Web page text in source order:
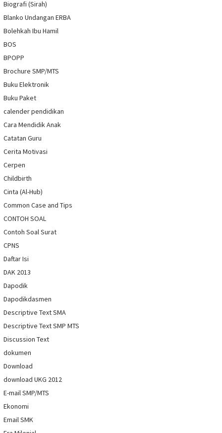
Biografi (Sirah)
Blanko Undangan ERBA
Bolehkah Ibu Hamil
BOS
BPOPP
Brochure SMP/MTS
Buku Elektronik
Buku Paket
calender pendidikan
Cara Mendidik Anak
Catatan Guru
Cerita Motivasi
Cerpen
Childbirth
Cinta (Al-Hub)
Common Case and Tips
CONTOH SOAL
Contoh Soal Surat
CPNS
Daftar Isi
DAK 2013
Dapodik
Dapodikdasmen
Descriptive Text SMA
Descriptive Text SMP MTS
Discussion Text
dokumen
Download
download UKG 2012
E-mail SMP/MTS
Ekonomi
Email SMK